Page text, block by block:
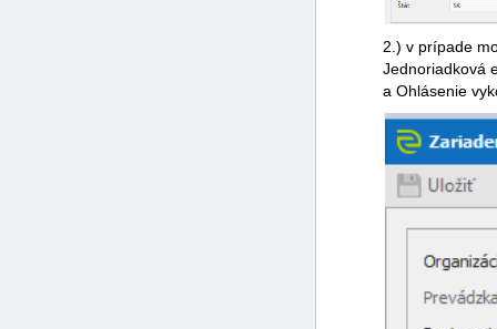
2.) v prípade
Jednoriadková
a Ohlásenie